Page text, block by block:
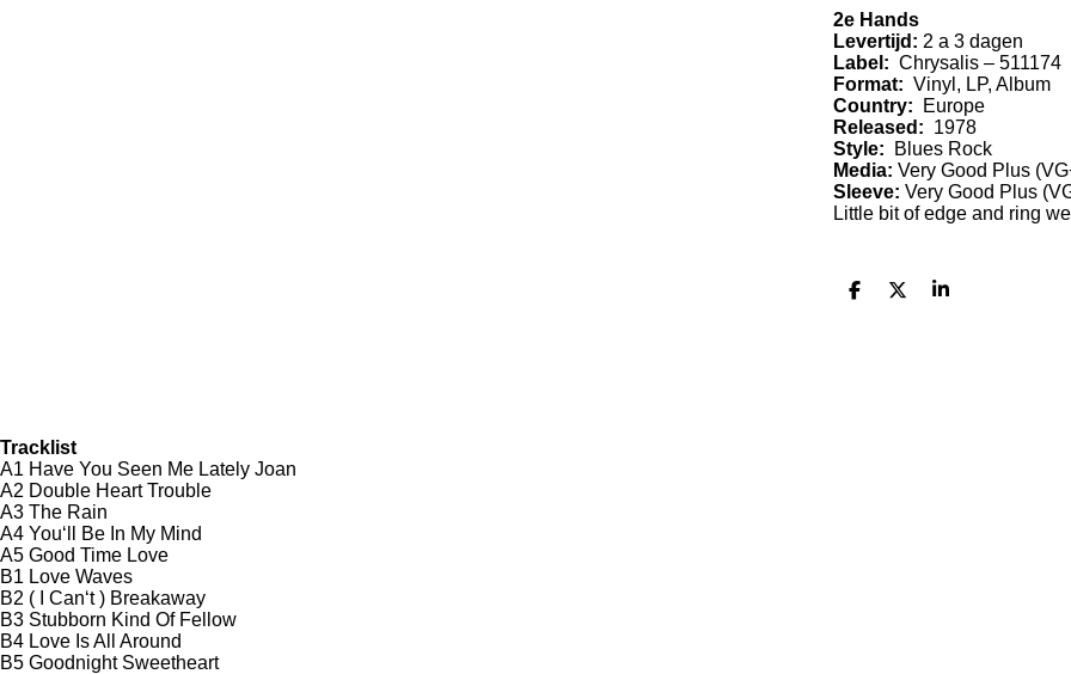
2e Hands
Levertijd: 2 a 3 dagen
Label: Chrysalis ‎– 511174
Format: Vinyl, LP, Album
Country: Europe
Released: 1978
Style: Blues Rock
Media: Very Good Plus
Sleeve: Very Good Plus
Little bit of edge and ring
D
D
S
Tracklist
A1 Have You Seen Me Lately Joan
A2 Double Heart Trouble
A3 The Rain
A4 You‘ll Be In My Mind
A5 Good Time Love
B1 Love Waves
B2 ( I Can‘t ) Breakaway
B3 Stubborn Kind Of Fellow
B4 Love Is All Around
B5 Goodnight Sweetheart